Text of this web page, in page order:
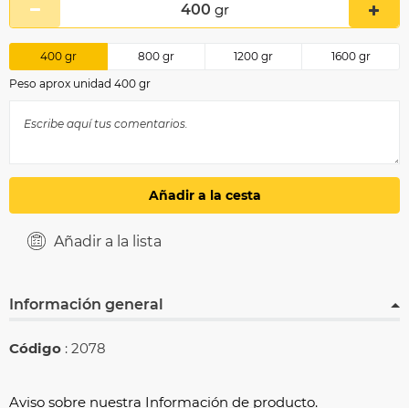
400 gr
400 gr 800 gr 1200 gr 1600 gr
Peso aprox unidad 400 gr
Añadir a la cesta
Añadir a la lista
Información general
Código : 2078
Aviso sobre nuestra Información de producto.